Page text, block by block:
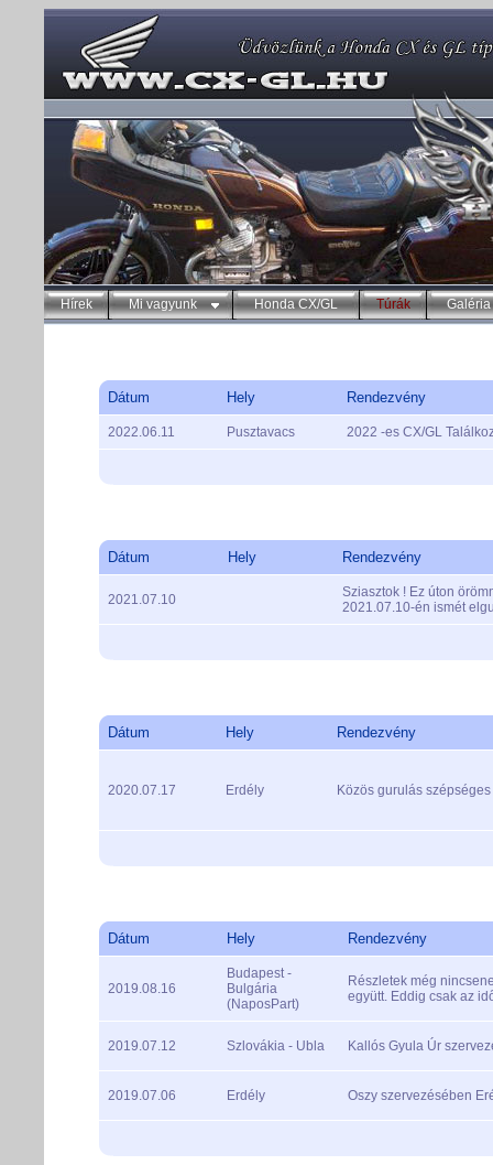
Hírek Mi vagyunk Honda CX/GL Túrák Galéria
Dátum Hely Rendezvény
2022.06.11 Pusztavacs 2022 -es CX/GL
Dátum Hely Rendezvény
2021.07.10
Sziasztok ! Ez úton
2021.07.10-én ismét
Dátum Hely Rendezvény
2020.07.17 Erdély Közös gurulás
Dátum Hely Rendezvény
2019.08.16
Budapest -
Bulgária
(NaposPart)
Részletek még
együtt. Eddig csak az
2019.07.12 Szlovákia - Ubla Kallós Gyula Úr
2019.07.06 Erdély Oszy szervezésében